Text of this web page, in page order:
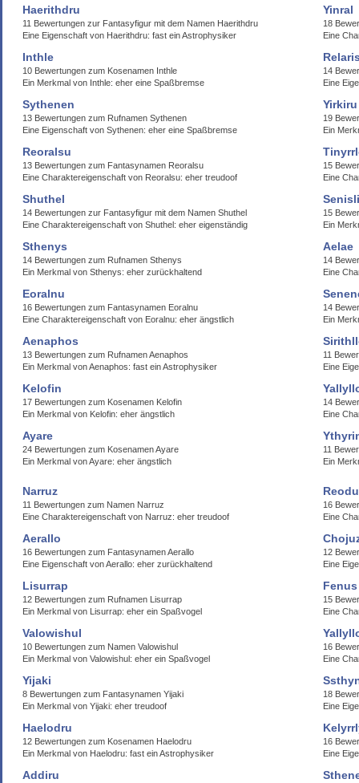
Haerithdru
11 Bewertungen zur Fantasyfigur mit dem Namen Haerithdru
Eine Eigenschaft von Haerithdru: fast ein Astrophysiker
Yinral
18
Eine
Inthle
10 Bewertungen zum Kosenamen Inthle
Ein Merkmal von Inthle: eher eine Spaßbremse
14
Eine
Sythenen
13 Bewertungen zum Rufnamen Sythenen
Eine Eigenschaft von Sythenen: eher eine Spaßbremse
Yirkiru
19
Ein
Reoralsu
13 Bewertungen zum Fantasynamen Reoralsu
Eine Charaktereigenschaft von Reoralsu: eher treudoof
15
Eine
Shuthel
14 Bewertungen zur Fantasyfigur mit dem Namen Shuthel
Eine Charaktereigenschaft von Shuthel: eher eigenständig
15
Ein
Sthenys
14 Bewertungen zum Rufnamen Sthenys
Ein Merkmal von Sthenys: eher zurückhaltend
Aelae
14
Eine
Eoralnu
16 Bewertungen zum Fantasynamen Eoralnu
Eine Charaktereigenschaft von Eoralnu: eher ängstlich
14
Ein
Aenaphos
13 Bewertungen zum Rufnamen Aenaphos
Ein Merkmal von Aenaphos: fast ein Astrophysiker
11
Eine
Kelofin
17 Bewertungen zum Kosenamen Kelofin
Ein Merkmal von Kelofin: eher ängstlich
14
Eine
Ayare
24 Bewertungen zum Kosenamen Ayare
Ein Merkmal von Ayare: eher ängstlich
11
Ein
Narruz
11 Bewertungen zum Namen Narruz
Eine Charaktereigenschaft von Narruz: eher treudoof
16
Eine
Aerallo
16 Bewertungen zum Fantasynamen Aerallo
Eine Eigenschaft von Aerallo: eher zurückhaltend
12
Eine
Lisurrap
12 Bewertungen zum Rufnamen Lisurrap
Ein Merkmal von Lisurrap: eher ein Spaßvogel
Fenus
15
Eine
Valowishul
10 Bewertungen zum Namen Valowishul
Ein Merkmal von Valowishul: eher ein Spaßvogel
16
Eine
Yijaki
8 Bewertungen zum Fantasynamen Yijaki
Ein Merkmal von Yijaki: eher treudoof
18
Eine
Haelodru
12 Bewertungen zum Kosenamen Haelodru
Ein Merkmal von Haelodru: fast ein Astrophysiker
16
Eine
Addiru